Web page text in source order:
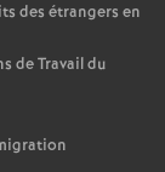
des étrangers en
de Travail du